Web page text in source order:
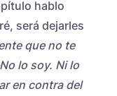
hablo
será dejarles
que no te
lo soy. Ni lo
en contra del